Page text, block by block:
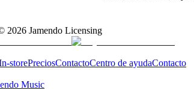
2026 Jamendo Licensing
storePreciosContactoCentro de ayudaContacto
Music